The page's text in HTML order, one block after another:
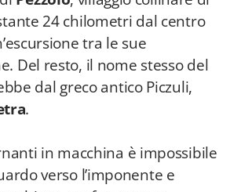
24 chilometri dal centro
tra le sue
Del resto, il nome stesso del
dal greco antico Piczuli,
.
in macchina è impossibile
verso l’imponente e